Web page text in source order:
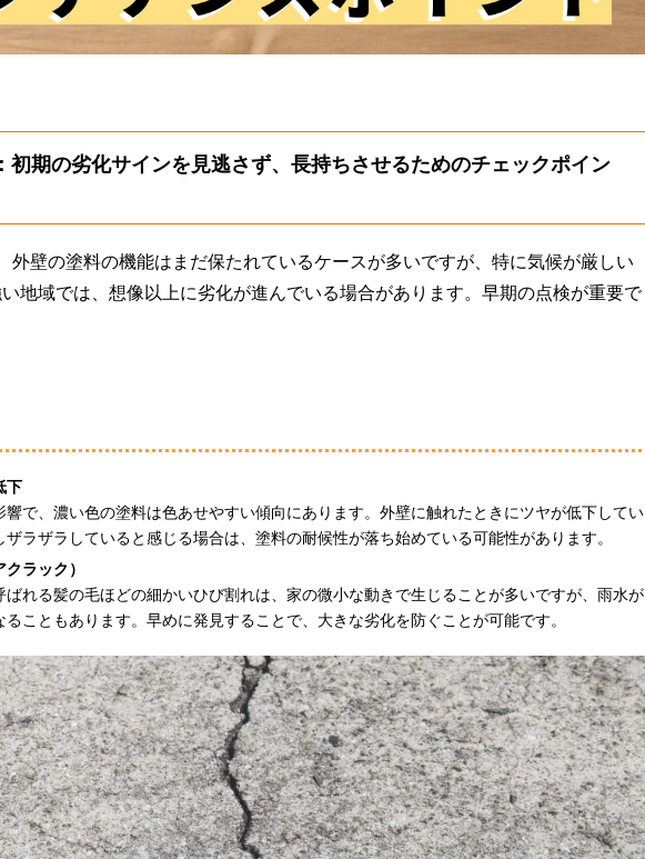
初期の劣化サインを見逃さず、長持ちさせるためのチェックポイン
外壁の塗料の機能はまだ保たれているケースが多いですが、特に気候が厳しい
地域では、想像以上に劣化が進んでいる場合があります。早期の点検が重要で
下
響で、濃い色の塗料は色あせやすい傾向にあります。外壁に触れたときにツヤが低下してい
ザラザラしていると感じる場合は、塗料の耐候性が落ち始めている可能性があります。
ラック）
ばれる髪の毛ほどの細かいひび割れは、家の微小な動きで生じることが多いですが、雨水が
ることもあります。早めに発見することで、大きな劣化を防ぐことが可能です。